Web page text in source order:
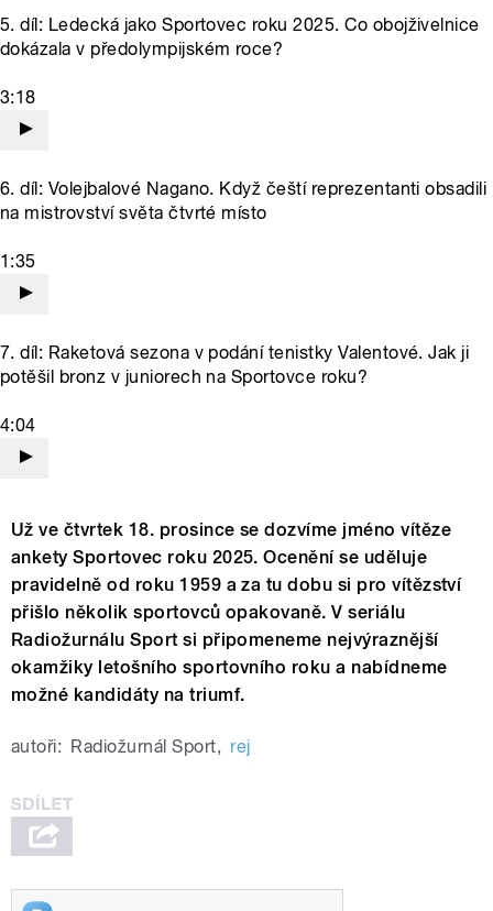
5. díl: Ledecká jako Sportovec roku 2025. Co obojživelnice
dokázala v předolympijském roce?
3:18
6. díl: Volejbalové Nagano. Když čeští reprezentanti obsadili
na mistrovství světa čtvrté místo
1:35
7. díl: Raketová sezona v podání tenistky Valentové. Jak ji
potěšil bronz v juniorech na Sportovce roku?
4:04
Už ve čtvrtek 18. prosince se dozvíme jméno vítěze
ankety Sportovec roku 2025. Ocenění se uděluje
pravidelně od roku 1959 a za tu dobu si pro vítězství
přišlo několik sportovců opakovaně. V seriálu
Radiožurnálu Sport si připomeneme nejvýraznější
okamžiky letošního sportovního roku a nabídneme
možné kandidáty na triumf.
autoři: Radiožurnál Sport, rej